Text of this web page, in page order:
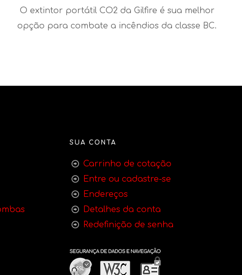
O extintor portátil CO2 da Gilfire é sua melhor
opção para combate a incêndios da classe BC.
SUA CONTA
Carrinho de cotação
Entre ou cadastre-se
Endereços
Detalhes da conta
Redefinição de senha